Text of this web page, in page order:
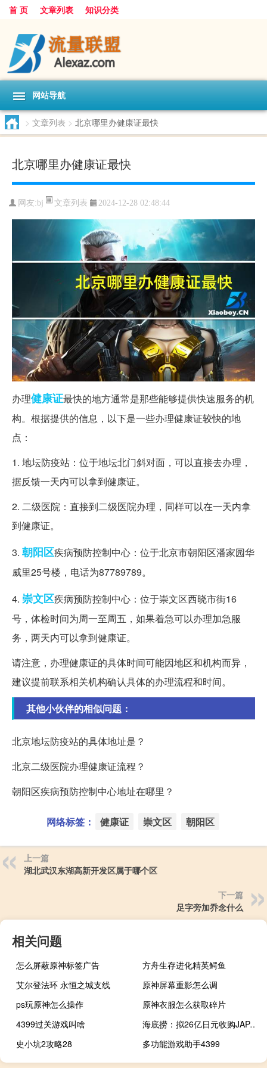
首 页 文章列表 知识分类
网站导航
> 文章列表 > 北京哪里办健康证最快
北京哪里办健康证最快
网友:bj 文章列表 2024-12-28 02:48:44
办理健康证最快的地方通常是那些能够提供快速服务的机
构。根据提供的信息，以下是一些办理健康证较快的地
点：
1. 地坛防疫站：位于地坛北门斜对面，可以直接去办理，
据反馈一天内可以拿到健康证。
2. 二级医院：直接到二级医院办理，同样可以在一天内拿
到健康证。
3. 朝阳区疾病预防控制中心：位于北京市朝阳区潘家园华
威里25号楼，电话为87789789。
4. 崇文区疾病预防控制中心：位于崇文区西晓市街16
号，体检时间为周一至周五，如果着急可以办理加急服
务，两天内可以拿到健康证。
请注意，办理健康证的具体时间可能因地区和机构而异，
建议提前联系相关机构确认具体的办理流程和时间。
其他小伙伴的相似问题：
北京地坛防疫站的具体地址是？
北京二级医院办理健康证流程？
朝阳区疾病预防控制中心地址在哪里？
网络标签： 健康证 崇文区 朝阳区
上一篇
湖北武汉东湖高新开发区属于哪个区
下一篇
足字旁加乔念什么
相关问题
怎么屏蔽原神标签广告
方舟生存进化精英鳄鱼
艾尔登法环 永恒之城支线
原神屏幕重影怎么调
ps玩原神怎么操作
原神衣服怎么获取碎片
4399过关游戏叫啥
海底捞：拟26亿日元收购JAPAN HAI全部股权
史小坑2攻略28
多功能游戏助手4399